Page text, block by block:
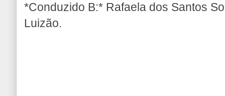
*Conduzido B:* Rafaela dos Santos
Luizão.